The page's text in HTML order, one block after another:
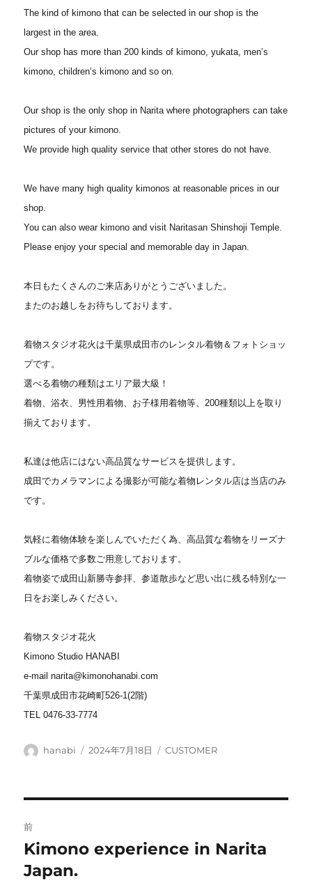
The kind of kimono that can be selected in our shop is the
largest in the area.
Our shop has more than 200 kinds of kimono, yukata, men’s
kimono, children’s kimono and so on.
Our shop is the only shop in Narita where photographers can take
pictures of your kimono.
We provide high quality service that other stores do not have.
We have many high quality kimonos at reasonable prices in our
shop.
You can also wear kimono and visit Naritasan Shinshoji Temple.
Please enjoy your special and memorable day in Japan.
本日もたくさんのご来店ありがとうございました。
またのお越しをお待ちしております。
着物スタジオ花火は千葉県成田市のレンタル着物＆フォトショッ
プです。
選べる着物の種類はエリア最大級！
着物、浴衣、男性用着物、お子様用着物等、200種類以上を取り
揃えております。
私達は他店にはない高品質なサービスを提供します。
成田でカメラマンによる撮影が可能な着物レンタル店は当店のみ
です。
気軽に着物体験を楽しんでいただく為、高品質な着物をリーズナ
ブルな価格で多数ご用意しております。
着物姿で成田山新勝寺参拝、参道散歩など思い出に残る特別な一
日をお楽しみください。
着物スタジオ花火
Kimono Studio HANABI
e-mail narita@kimonohanabi.com
千葉県成田市花崎町526-1(2階)
TEL 0476-33-7774
投
hanabi
投
2024年7月18日
カ
CUSTOMER
稿
ナ
前
前
の
Kimono experience in Narita
Japan.